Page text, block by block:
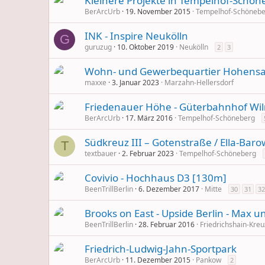
BerArcUrb 19. November 2015 Tempelhof-
G INK - Inspire Neukölln
guruzug 10. Oktober 2019 Neukölln 2 3
Wohn- und Gewerbequartier
maxxe 3. Januar 2023 Marzahn-Hellersdorf
Friedenauer Höhe - Güterbahnhof
BerArcUrb 17. März 2016 Tempelhof-Schöneberg
T Südkreuz III – Gotenstraße / Ella-
textbauer 2. Februar 2023 Tempelhof-Schöneberg
Covivio - Hochhaus D3 [130m]
BeenTrillBerlin 6. Dezember 2017 Mitte 30 31 32
Brooks on East - Upside Berlin - Max
BeenTrillBerlin 28. Februar 2016 Friedrichshain-
Friedrich-Ludwig-Jahn-Sportpark
BerArcUrb 11. Dezember 2015 Pankow 2